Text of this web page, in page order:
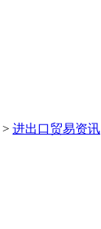
> 进出口贸易资讯